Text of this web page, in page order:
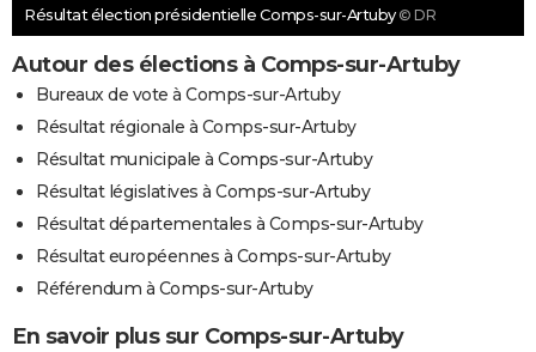
Résultat élection présidentielle Comps-sur-Artuby © DR
Autour des élections à Comps-sur-Artuby
Bureaux de vote à Comps-sur-Artuby
Résultat régionale à Comps-sur-Artuby
Résultat municipale à Comps-sur-Artuby
Résultat législatives à Comps-sur-Artuby
Résultat départementales à Comps-sur-Artuby
Résultat européennes à Comps-sur-Artuby
Référendum à Comps-sur-Artuby
En savoir plus sur Comps-sur-Artuby